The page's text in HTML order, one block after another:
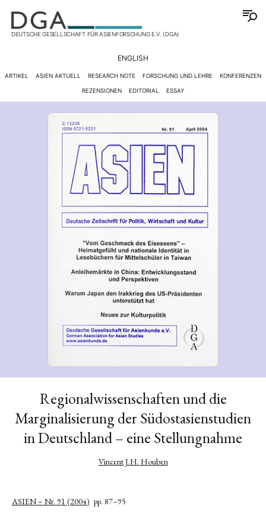
DEUTSCHE GESELLSCHAFT FÜR ASIENFORSCHUNG E.V. (DGA)
ENGLISH
ARTIKEL ASIEN AKTUELL RESEARCH NOTE FORSCHUNG UND LEHRE KONFERENZEN
REZENSIONEN EDITORIAL ESSAY
Regionalwissenschaften und die
Marginalisierung der Südostasienstudien
in Deutschland – eine Stellungnahme
Vincent J.H. Houben
ASIEN – Nr. 91 (2004) pp. 87–95